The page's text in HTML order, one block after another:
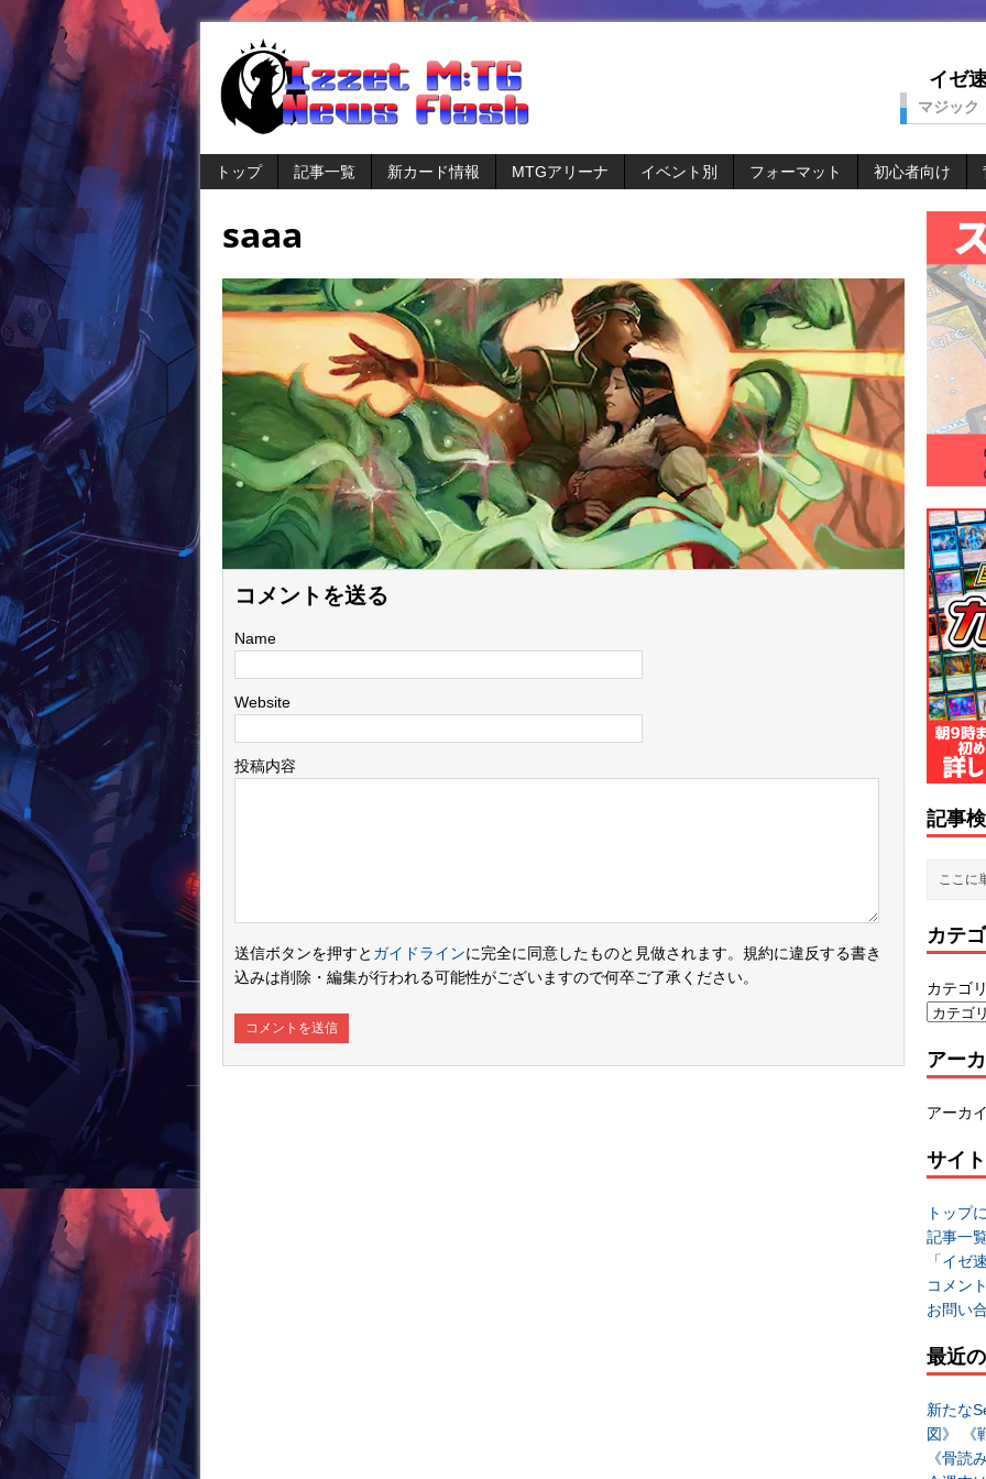
イゼ
マジック
トップ 記事一覧 新カード情報 MTGアリーナ イベント別 フォーマット 初心者向け
saaa
コメントを送る
Name
Website
投稿内容
送信ボタンを押すと ガイドラインに完全に同意したものと見做されます。規約に違反する書き
込みは削除・編集が行われる可能性がございますので何卒ご了承ください。
記事
カテ
カテゴ
アー
アーカ
サイ
トップ
記事一
「イゼ
コメン
お問い
最近
新たな
図》 《
《骨読